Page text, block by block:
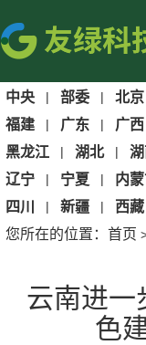
中央 | 部委 | 北京
福建 | 广东 | 广西
黑龙江 | 湖北 |
辽宁 | 宁夏 | 内
四川 | 新疆 | 西藏
您所在的位置： 首页
云南进一
色